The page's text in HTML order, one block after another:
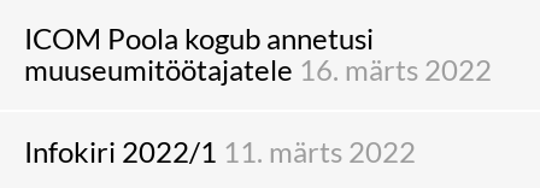
ICOM Poola kogub annetusi
muuseumitöötajatele 16. märts 2022
Infokiri 2022/1 11. märts 2022